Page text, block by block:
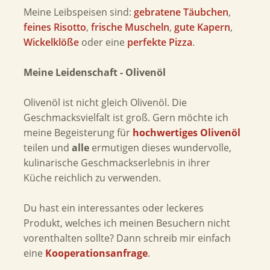
Meine Leibspeisen sind: gebratene Täubchen,
feines Risotto, frische Muscheln, gute Kapern,
Wickelklößeoder eine perfekte Pizza.
Meine Leidenschaft - Olivenöl
Olivenöl ist nicht gleich Olivenöl. Die
Geschmacksvielfalt ist groß. Gern möchte ich
meine Begeisterung für hochwertiges Olivenöl
teilen und alleermutigen dieses wundervolle,
kulinarische Geschmackserlebnis in ihrer
Küche reichlich zu verwenden.
Du hast ein interessantes oder leckeres
Produkt, welches ich meinen Besuchern nicht
vorenthalten sollte? Dann schreib mir einfach
eine Kooperationsanfrage.